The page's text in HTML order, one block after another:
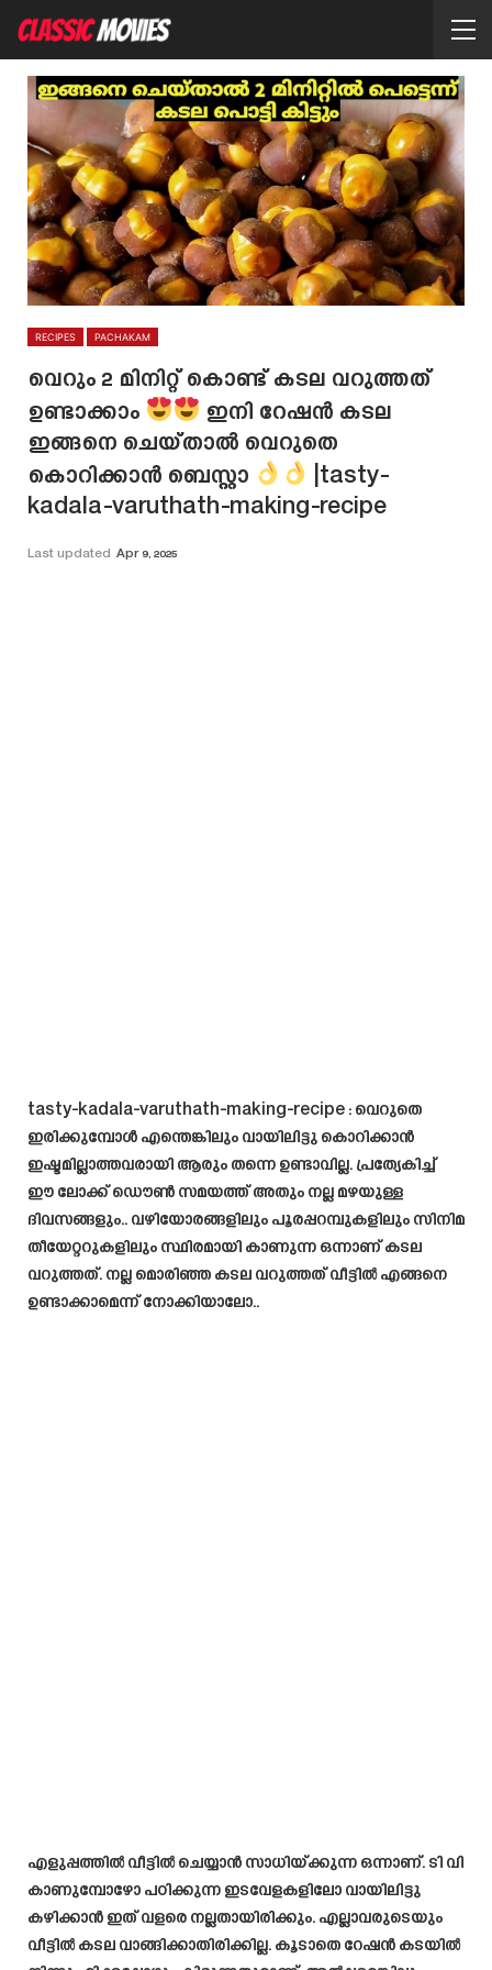
RECIPES PACHAKAM
വെറും 2 മിനിറ്റ് കൊണ്ട് കടല വറുത്തത്
ഉണ്ടാക്കാം
ഇനി റേഷൻ കടല
ഇങ്ങനെ ചെയ്താൽ വെറുതെ
കൊറിക്കാൻ ബെസ്റ്റാ
|tasty-
kadala-varuthath-making-recipe
Last updated Apr 9, 2025
tasty-kadala-varuthath-making-recipe : വെറുതെ
ഇരിക്കുമ്പോൾ എന്തെങ്കിലും വായിലിട്ടു കൊറിക്കാൻ
ഇഷ്ടമില്ലാത്തവരായി ആരും തന്നെ ഉണ്ടാവില്ല. പ്രത്യേകിച്ച്
ഈ ലോക്ക് ഡൌൺ സമയത്ത് അതും നല്ല മഴയുള്ള
ദിവസങ്ങളും.. വഴിയോരങ്ങളിലും പൂരപ്പറമ്പുകളിലും സിനിമ
തീയേറ്ററുകളിലും സ്ഥിരമായി കാണുന്ന ഒന്നാണ് കടല
വറുത്തത്. നല്ല മൊരിഞ്ഞ കടല വറുത്തത് വീട്ടിൽ എങ്ങനെ
ഉണ്ടാക്കാമെന്ന് നോക്കിയാലോ..
എളുപ്പത്തിൽ വീട്ടിൽ ചെയ്യാൻ സാധിയ്ക്കുന്ന ഒന്നാണ്. ടി വി
കാണുമ്പോഴോ പഠിക്കുന്ന ഇടവേളകളിലോ വായിലിട്ടു
കഴിക്കാൻ ഇത് വളരെ നല്ലതായിരിക്കും. എല്ലാവരുടെയും
വീട്ടിൽ കടല വാങ്ങിക്കാതിരിക്കില്ല. കൂടാതെ റേഷൻ കടയിൽ